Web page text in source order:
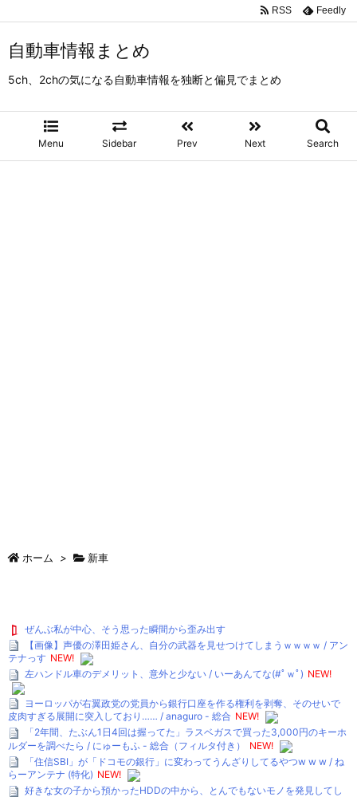
自動車情報まとめ
5ch、2chの気になる自動車情報を独断と偏見でまとめ
Menu Sidebar Prev Next Search
RSS Feedly
ホーム > 新車
ぜんぶ私が中心、そう思った瞬間から歪み出す
【画像】声優の澤田姫さん、自分の武器を見せつけてしまうｗｗｗｗ / アン
テナっす NEW!
左ハンドル車のデメリット、意外と少ない / いーあんてな(#ﾟｗﾟ) NEW!
ヨーロッパが右翼政党の党員から銀行口座を作る権利を剥奪、そのせいで
皮肉すぎる展開に突入しており…… / anaguro - 総合 NEW!
「2年間、たぶん1日4回は握ってた」ラスベガスで買った3,000円のキーホ
ルダーを調べたら / にゅーもふ - 総合（フィルタ付き）
NEW!
「住信SBI」が「ドコモの銀行」に変わってうんざりしてるやつw w w / ね
らーアンテナ (特化) NEW!
好きな女の子から預かったHDDの中から、とんでもないモノを発見してし